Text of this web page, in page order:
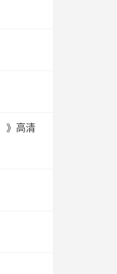
》高清